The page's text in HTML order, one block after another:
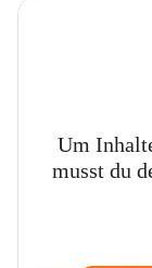
Um
musst du